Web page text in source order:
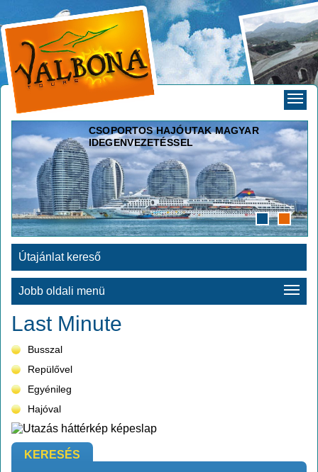
CSOPORTOS HAJÓUTAK MAGYAR
IDEGENVEZETÉSSEL
Útajánlat kereső
Jobb oldali menü
Last Minute
Busszal
Repülővel
Egyénileg
Hajóval
KERESÉS